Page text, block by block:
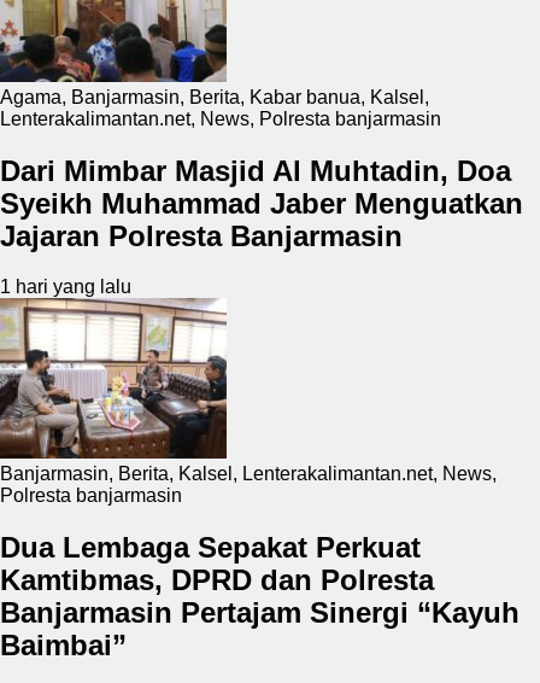
Agama, Banjarmasin, Berita, Kabar banua, Kalsel ,
Lenterakalimantan.net, News, Polresta banjarmasin
Dari Mimbar Masjid Al Muhtadin, Doa
Syeikh Muhammad Jaber Menguatkan
Jajaran Polresta Banjarmasin
1 hari yang lalu
Banjarmasin, Berita, Kalsel , Lenterakalimantan.net, News,
Polresta banjarmasin
Dua Lembaga Sepakat Perkuat
Kamtibmas, DPRD dan Polresta
Banjarmasin Pertajam Sinergi “Kayuh
Baimbai”